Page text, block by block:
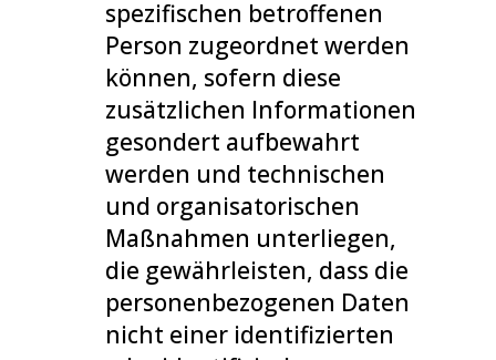
spezifischen betroffenen
Person zugeordnet werden
können, sofern diese
zusätzlichen Informationen
gesondert aufbewahrt
werden und technischen
und organisatorischen
Maßnahmen unterliegen,
die gewährleisten, dass die
personenbezogenen Daten
nicht einer identifizierten